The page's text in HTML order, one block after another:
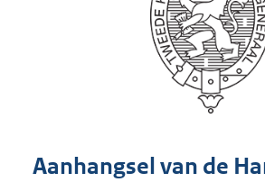
Aanhangsel van de